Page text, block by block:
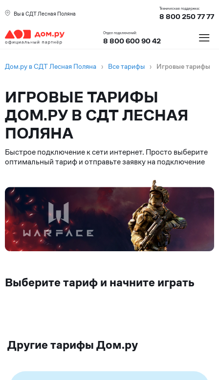
Вы в СДТ Лесная Поляна
Техническая поддержка:
8 800 250 77 77
Отдел подключений:
8 800 600 90 42 ≡
Дом.ру в СДТ Лесная Поляна › Все тарифы › Игровые тарифы
ИГРОВЫЕ ТАРИФЫ
ДОМ.РУ В СДТ ЛЕСНАЯ
ПОЛЯНА
Быстрое подключение к сети интернет. Просто выберите
оптимальный тариф и отправьте заявку на подключение
Выберите тариф и начните играть
Другие тарифы Дом.ру